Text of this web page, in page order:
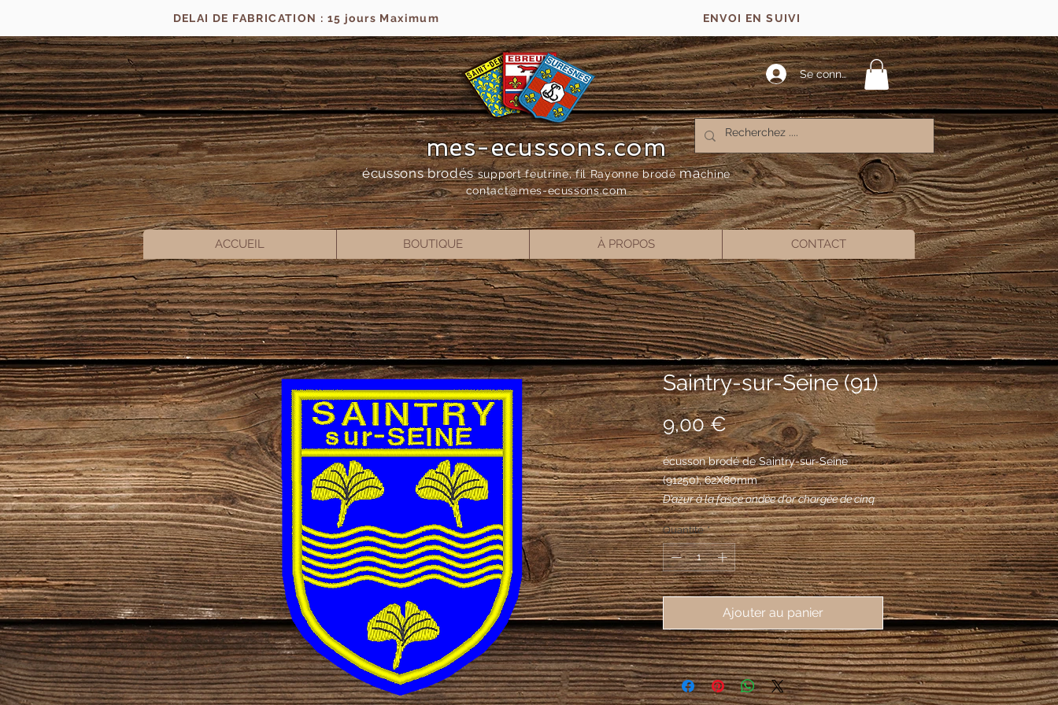
DELAI DE FABRICATION : 15 jours Maximum ENVOI EN SUIVI
Se connecter
mes-ecussons.com
écussons brodés support feutrine, fil Rayonne brodémachine
contact@mes-ecussons.com
ACCUEIL BOUTIQUE À PROPOS CONTACT
Saintry-sur-Seine (91)
9,00 €Prix
écusson brodé de Saintry-sur-Seine
(91250), 62X80mm
D’azur à la fasce ondée d’or chargée de cinq
burelles ondées d'azur et accompagnée de
trois feuilles de ginkgo biloba d’or.
Quantité *
Ajouter au panier